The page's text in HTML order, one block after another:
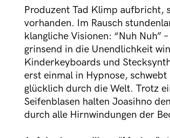
Produzent Tad Klimp aufbricht,
vorhanden. Im Rausch
klangliche Visionen: “Nuh Nuh”
grinsend in die Unendlichkeit
Kinderkeyboards und
erst einmal in Hypnose, schwebt
glücklich durch die Welt. Trotz
Seifenblasen halten Joasihno
durch alle Hirnwindungen der